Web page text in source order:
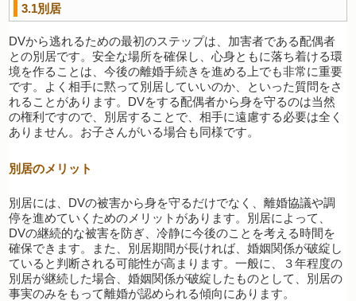
3.1別居
DVから逃れるための最初のステップは、加害者である配偶者
との別居です。安全な場所を確保し、心身ともに落ち着ける環
境を作ることは、今後の離婚手続きを進める上でも非常に重要
です。よく相手に黙って別居していいのか、といった質問をさ
れることがあります。DVをする配偶者から身を守るのは当然
の権利ですので、別居することで、相手に遠慮する必要は全く
ありません。お子さんがいる場合も同様です。
別居のメリット
別居には、DVの被害から身を守るだけでなく、離婚協議や調
停を進めていくためのメリットがあります。別居によって、
DVの継続的な被害を防ぎ、冷静に今後のことを考える時間を
確保できます。また、別居期間が長ければ、婚姻関係が破綻し
ていると判断される可能性が高まります。一般に、３年程度の
別居が継続した場合、婚姻関係が破綻したものとして、別居の
事実のみをもって離婚が認められる傾向にあります。